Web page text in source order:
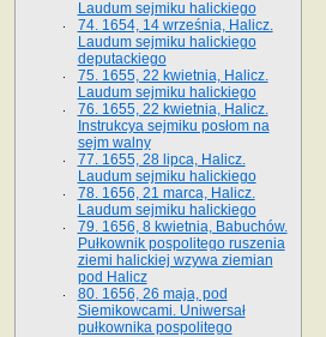
Laudum sejmiku halickiego
74. 1654, 14 września, Halicz.
Laudum sejmiku halickiego
deputackiego
75. 1655, 22 kwietnia, Halicz.
Laudum sejmiku halickiego
76. 1655, 22 kwietnia, Halicz.
Instrukcya sejmiku posłom na
sejm walny
77. 1655, 28 lipca, Halicz.
Laudum sejmiku halickiego
78. 1656, 21 marca, Halicz.
Laudum sejmiku halickiego
79. 1656, 8 kwietnia, Babuchów.
Pułkownik pospolitego ruszenia
ziemi halickiej wzywa ziemian
pod Halicz
80. 1656, 26 maja, pod
Siemikowcami. Uniwersał
pułkownika pospolitego